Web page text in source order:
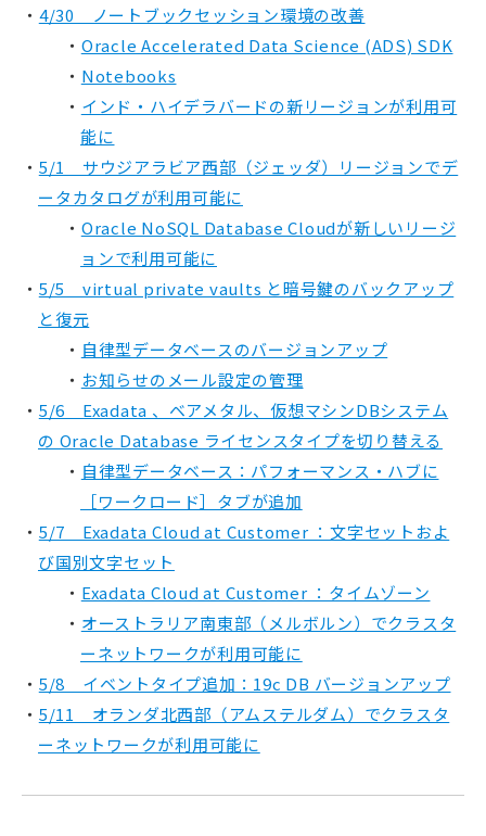
4/30 ノートブックセッション環境の改善
Oracle Accelerated Data Science (ADS) SDK
Notebooks
インド・ハイデラバードの新リージョンが利用可
能に
5/1 サウジアラビア西部（ジェッダ）リージョンでデ
ータカタログが利用可能に
Oracle NoSQL Database Cloudが新しいリージ
ョンで利用可能に
5/5 virtual private vaults と暗号鍵のバックアップ
と復元
自律型データベースのバージョンアップ
お知らせのメール設定の管理
5/6 Exadata 、ベアメタル、仮想マシンDBシステム
の Oracle Database ライセンスタイプを切り替える
自律型データベース：パフォーマンス・ハブに
［ワークロード］タブが追加
5/7 Exadata Cloud at Customer ：文字セットおよ
び国別文字セット
Exadata Cloud at Customer ：タイムゾーン
オーストラリア南東部（メルボルン）でクラスタ
ーネットワークが利用可能に
5/8 イベントタイプ追加：19c DB バージョンアップ
5/11 オランダ北西部（アムステルダム）でクラスタ
ーネットワークが利用可能に